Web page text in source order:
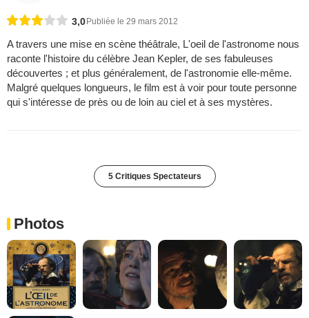
3,0 Publiée le 29 mars 2012
A travers une mise en scène théâtrale, L'oeil de l'astronome nous
raconte l'histoire du célèbre Jean Kepler, de ses fabuleuses
découvertes ; et plus généralement, de l'astronomie elle-même.
Malgré quelques longueurs, le film est à voir pour toute personne
qui s'intéresse de près ou de loin au ciel et à ses mystères.
5 Critiques Spectateurs
Photos